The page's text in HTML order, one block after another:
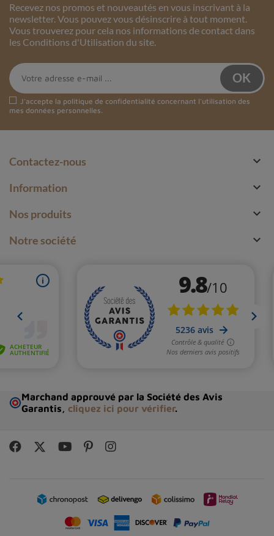
Recevez nos promos et nouveautés en vous inscrivant à la
newsletter. Vous pouvez vous désinscrire à tout moment.
Vous trouverez pour cela nos informations de contact dans
les Conditions d'Utilisation du site.
J'accepte la politique de confidentialité concernant l'utilisation des
mes données personnelles.
Contactez-nous 
Information 
Nos produits 
Notre société 
Marchand approuvé par la Société des Avis
Garantis, cliquez ici pour vérifier.